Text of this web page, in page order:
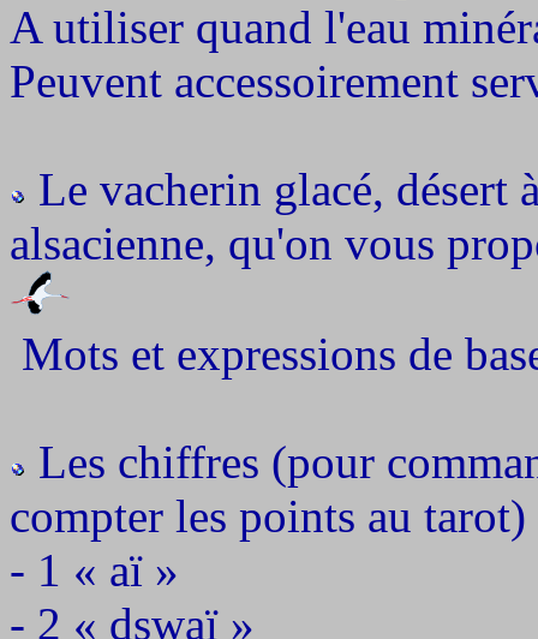
A utiliser quand l'eau
Peuvent accessoirement
Le vacherin glacé, désert
alsacienne, qu'on vous
Mots et expressions de
Les chiffres (pour
compter les points au tarot)
- 1 « aï »
- 2 « dswaï »